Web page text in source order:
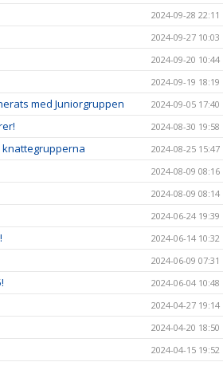
2024-09-28 22:11
2024-09-27 10:03
2024-09-20 10:44
2024-09-19 18:19
med Juniorgruppen 2024-09-05 17:40
2024-08-30 19:58
knattegrupperna 2024-08-25 15:47
2024-08-09 08:16
2024-08-09 08:14
2024-06-24 19:39
2024-06-14 10:32
2024-06-09 07:31
2024-06-04 10:48
2024-04-27 19:14
2024-04-20 18:50
2024-04-15 19:52